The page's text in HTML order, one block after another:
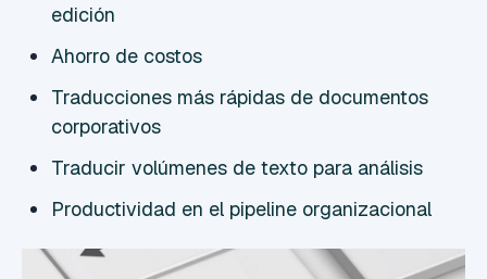
edición
Ahorro de costos
Traducciones más rápidas de documentos
corporativos
Traducir volúmenes de texto para análisis
Productividad en el pipeline organizacional